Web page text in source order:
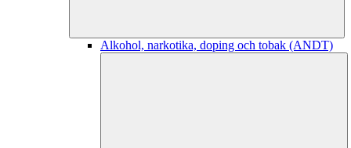
Alkohol, narkotika, doping och tobak (ANDT)